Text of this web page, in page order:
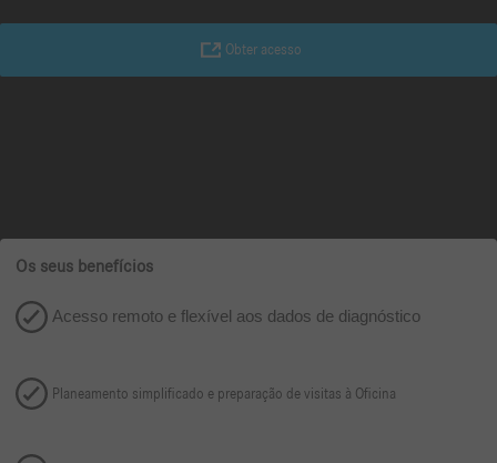
Obter acesso
Os seus benefícios
Acesso remoto e flexível aos dados de diagnóstico
Planeamento simplificado e preparação de visitas à Oficina